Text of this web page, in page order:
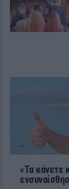
«Τα κάνετε